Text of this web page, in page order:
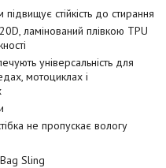
стійкість до стирання
ламінований плівкою TPU
універсальність для
мотоциклах і
не пропускає вологу
Sling